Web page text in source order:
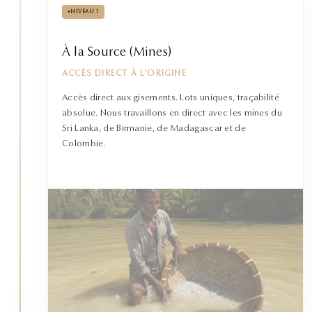
• NIVEAU 1
À la Source (Mines)
ACCÈS DIRECT À L'ORIGINE
Accès direct aux gisements. Lots uniques, traçabilité
absolue. Nous travaillons en direct avec les mines du
Sri Lanka, de Birmanie, de Madagascar et de
Colombie.